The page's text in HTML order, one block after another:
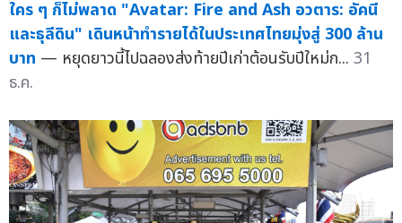
ใคร ๆ ก็ไม่พลาด "Avatar: Fire and Ash อวตาร: อัคนี
และธุลีดิน" เดินหน้าทำรายได้ในประเทศไทยมุ่งสู่ 300 ล้าน
บาท — หยุดยาวนี้ไปฉลองส่งท้ายปีเก่าต้อนรับปีใหม่ก... 31
ธ.ค.